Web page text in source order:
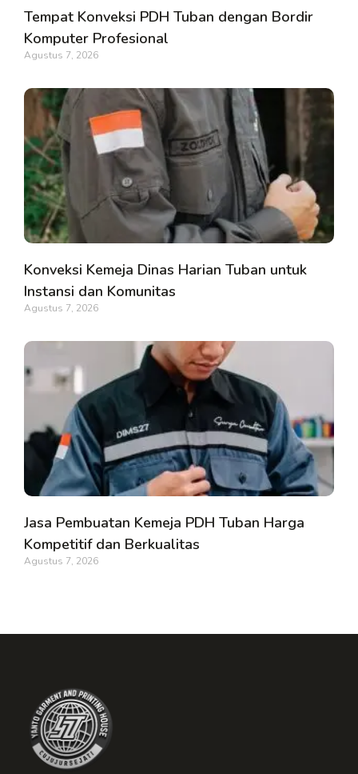
Tempat Konveksi PDH Tuban dengan Bordir
Komputer Profesional
Agustus 7, 2026
Konveksi Kemeja Dinas Harian Tuban untuk
Instansi dan Komunitas
Agustus 7, 2026
Jasa Pembuatan Kemeja PDH Tuban Harga
Kompetitif dan Berkualitas
Agustus 7, 2026